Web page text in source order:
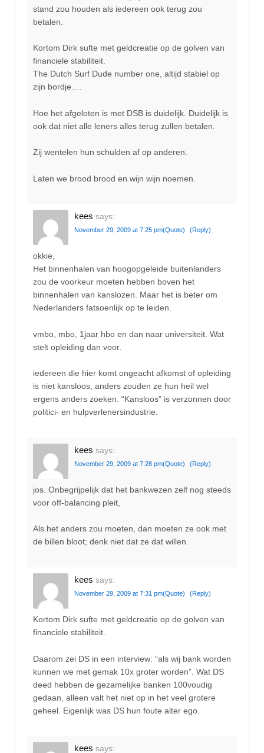
stand zou houden als iedereen ook terug zou
betalen.
Kortom Dirk sufte met geldcreatie op de golven van
financiele stabiliteit.
The Dutch Surf Dude number one, altijd stabiel op
zijn bordje….
Hoe het afgeloten is met DSB is duidelijk. Duidelijk is
ook dat niet alle leners alles terug zullen betalen.
Zij wentelen hun schulden af op anderen.
Laten we brood brood en wijn wijn noemen.
kees says:
November 29, 2009 at 7:25 pm(Quote) (Reply)
okkie,
Het binnenhalen van hoogopgeleide buitenlanders
zou de voorkeur moeten hebben boven het
binnenhalen van kanslozen. Maar het is beter om
Nederlanders fatsoenlijk op te leiden.
vmbo, mbo, 1jaar hbo en dan naar universiteit. Wat
stelt opleiding dan voor.
iedereen die hier komt ongeacht afkomst of opleiding
is niet kansloos, anders zouden ze hun heil wel
ergens anders zoeken. “Kansloos” is verzonnen door
politici- en hulpverlenersindustrie.
kees says:
November 29, 2009 at 7:28 pm(Quote) (Reply)
jos. Onbegrijpelijk dat het bankwezen zelf nog steeds
voor off-balancing pleit,
Als het anders zou moeten, dan moeten ze ook met
de billen bloot; denk niet dat ze dat willen.
kees says:
November 29, 2009 at 7:31 pm(Quote) (Reply)
Kortom Dirk sufte met geldcreatie op de golven van
financiele stabiliteit.
Daarom zei DS in een interview: “als wij bank worden
kunnen we met gemak 10x groter worden”. Wat DS
deed hebben de gezamelijke banken 100voudig
gedaan, alleen valt het niet op in het veel grotere
geheel. Eigenlijk was DS hun foute alter ego.
kees says: